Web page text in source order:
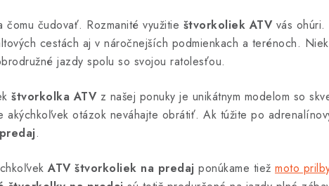
á
n
k
v
a
e
čomu čudovať. Rozmanité využitie štvorkoliek ATV vás ohúri.
cestách aj v náročnejších podmienkach a terénoch.
jazdy spolu so svojou ratolesťou.
štvorkolka ATVz našej ponuky je unikátnym modelom so
otázok neváhajte obrátiť. Ak túžite po
.
ATV štvorkoliek na predaj ponúkame tiež moto